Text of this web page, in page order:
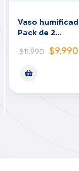
Vaso
Pack de 2
$11.990 $9.990